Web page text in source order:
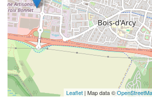
Leaflet | Map data ©